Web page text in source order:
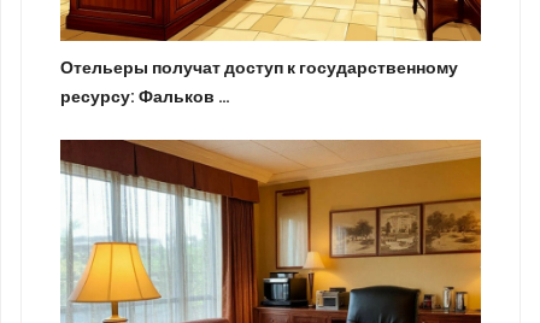
Отельеры получат доступ к государственному
ресурсу: Фальков …